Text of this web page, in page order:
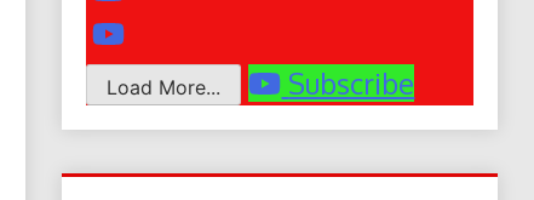
Load More... Subscribe